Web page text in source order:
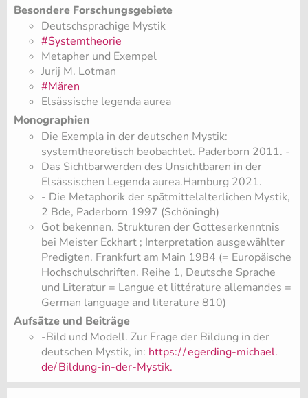
Besondere Forschungsgebiete
Deutschsprachige Mystik
#Systemtheorie
Metapher und Exempel
Jurij M. Lotman
#Mären
Elsässische legenda aurea
Monographien
Die Exempla in der deutschen Mystik:
systemtheoretisch beobachtet. Paderborn 2011. -
Das Sichtbarwerden des Unsichtbaren in der
Elsässischen Legenda aurea.Hamburg 2021.
- Die Metaphorik der spätmittelalterlichen Mystik,
2 Bde, Paderborn 1997 (Schöningh)
​Got bekennen. Strukturen der Gotteserkenntnis
bei Meister Eckhart ; Interpretation ausgewählter
Predigten. Frankfurt am Main 1984 (= Europäische
Hochschulschriften. Reihe 1, Deutsche Sprache
und Literatur = Langue et littérature allemandes =
German language and literature 810)
Aufsätze und Beiträge
-Bild und Modell. Zur Frage der Bildung in der
deutschen Mystik, in: https://egerding-michael.
de/Bildung-in-der-Mystik.